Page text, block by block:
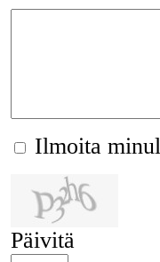
Ilmoita
Päivitä